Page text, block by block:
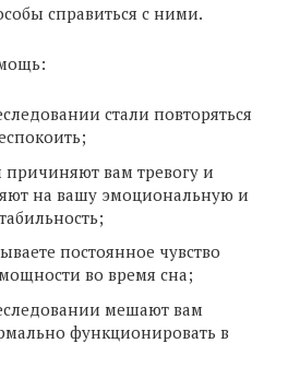
справиться с ними.
стали повторяться
вам тревогу и
на вашу эмоциональную и
постоянное чувство
во время сна;
мешают вам
функционировать в